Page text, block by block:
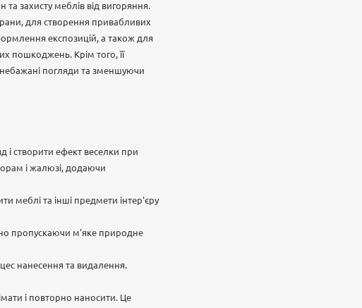
захисту меблів від вигоряння.
для створення привабливих
експозицій, а також для
пошкоджень. Крім того, її
погляди та зменшуючи
і створити ефект веселки при
і жалюзі, додаючи
меблі та інші предмети інтер'єру
пропускаючи м'яке природне
нанесення та видалення.
і повторно наносити. Це